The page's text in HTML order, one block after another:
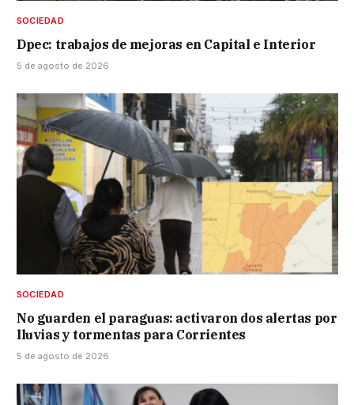
SOCIEDAD
Dpec: trabajos de mejoras en Capital e Interior
5 de agosto de 2026
SOCIEDAD
No guarden el paraguas: activaron dos alertas por
lluvias y tormentas para Corrientes
5 de agosto de 2026